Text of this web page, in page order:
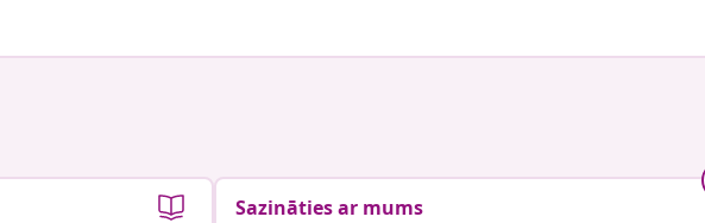
Sazināties ar mums